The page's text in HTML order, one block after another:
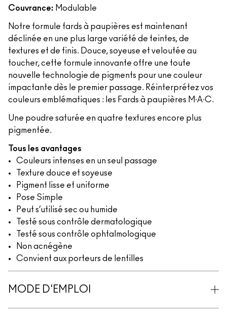
Couvrance: Modulable
Notre formule fards à paupières est maintenant
déclinée en une plus large variété de teintes, de
textures et de finis. Douce, soyeuse et veloutée au
toucher, cette formule innovante offre une toute
nouvelle technologie de pigments pour une couleur
impactante dès le premier passage. Réinterprétez vos
couleurs emblématiques : les Fards à paupières M∙A∙C.
Une poudre saturée en quatre textures encore plus
pigmentée.
Tous les avantages
Couleurs intenses en un seul passage
Texture douce et soyeuse
Pigment lisse et uniforme
Pose Simple
Peut s’utilisé sec ou humide
Testé sous contrôle dermatologique
Testé sous contrôle ophtalmologique
Non acnégène
Convient aux porteurs de lentilles
MODE D'EMPLOI